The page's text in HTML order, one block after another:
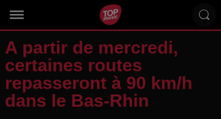
A partir de mercredi,
certaines routes
repasseront à 90 km/h
dans le Bas-Rhin